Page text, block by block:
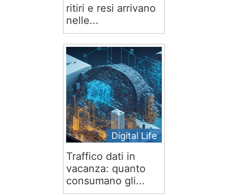
ritiri e resi arrivano
nelle...
Digital Life
Traffico dati in
vacanza: quanto
consumano gli...